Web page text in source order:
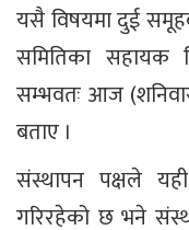
यसै विषयमा दुई
समितिका सहायक
सम्भवतः आज
बताए ।
संस्थापन पक्षले
गरिरहेको छ भने